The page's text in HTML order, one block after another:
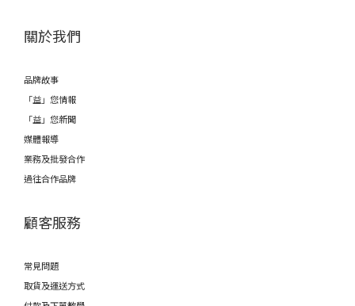
關於我們
品牌故事
「益」您情報
「益」您新聞
媒體報導
業務及批發合作
過往合作品牌
顧客服務
常見問題
取貨及運送方式